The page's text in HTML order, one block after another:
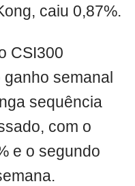
caiu 0,87%.
CSI300
semanal
sequência
com o
e o segundo